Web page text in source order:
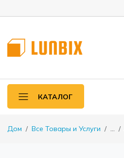
КАТАЛОГ
Дом Все Товары и Услуги ...